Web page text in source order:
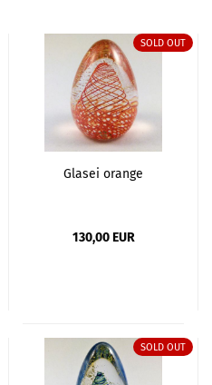
SOLD OUT
Glasei orange
130,00 EUR
SOLD OUT